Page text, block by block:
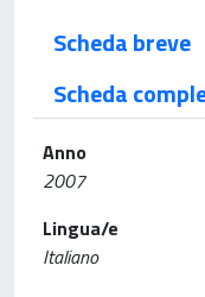
Scheda breve
Scheda
Anno
2007
Lingua/e
Italiano